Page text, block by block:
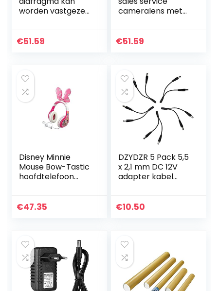
worden vastgezet
de meeste
€51.59
cameralens met
en accessoires
€51.59
Disney Minnie
Mouse Bow-Tastic
hoofdtelefoon
eenheidsmaat
€47.35
DZYDZR 5 Pack 5,5
x 2,1 mm DC 12V
adapter kabel
CCTV camera Y-
€10.50